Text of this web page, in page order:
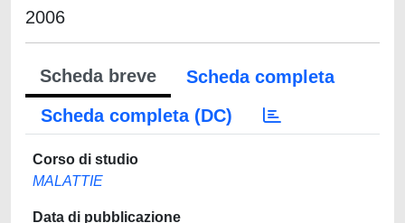
2006
Scheda breve
Scheda completa
Scheda completa (DC)
Corso di studio
MALATTIE
Data di pubblicazione